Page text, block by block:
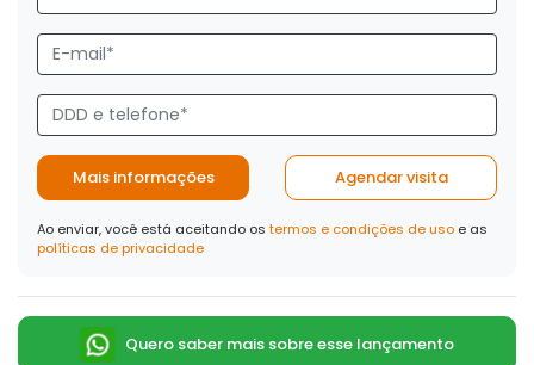
Mais informações Agendar visita
Ao enviar, você está aceitando os termos e condições de uso e as
políticas de privacidade
Quero saber mais sobre esse lançamento